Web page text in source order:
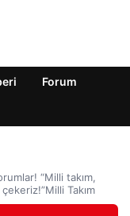
Forum
“Milli takım,
Takım